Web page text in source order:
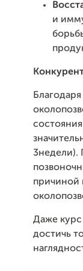
и
3недели).
причиной
Даже
достичь